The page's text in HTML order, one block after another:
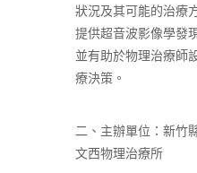
狀況及其可能的治療
提供超音波影像學發
並有助於物理治療師
療決策。
二、主辦單位：新竹
文西物理治療所